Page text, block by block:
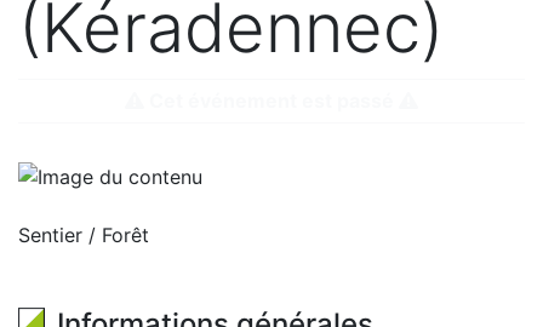
(Kéradennec)
Sentier / Forêt